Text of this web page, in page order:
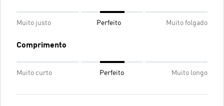
Muito justo Perfeito Muito folgado
Comprimento
Muito curto Perfeito Muito longo